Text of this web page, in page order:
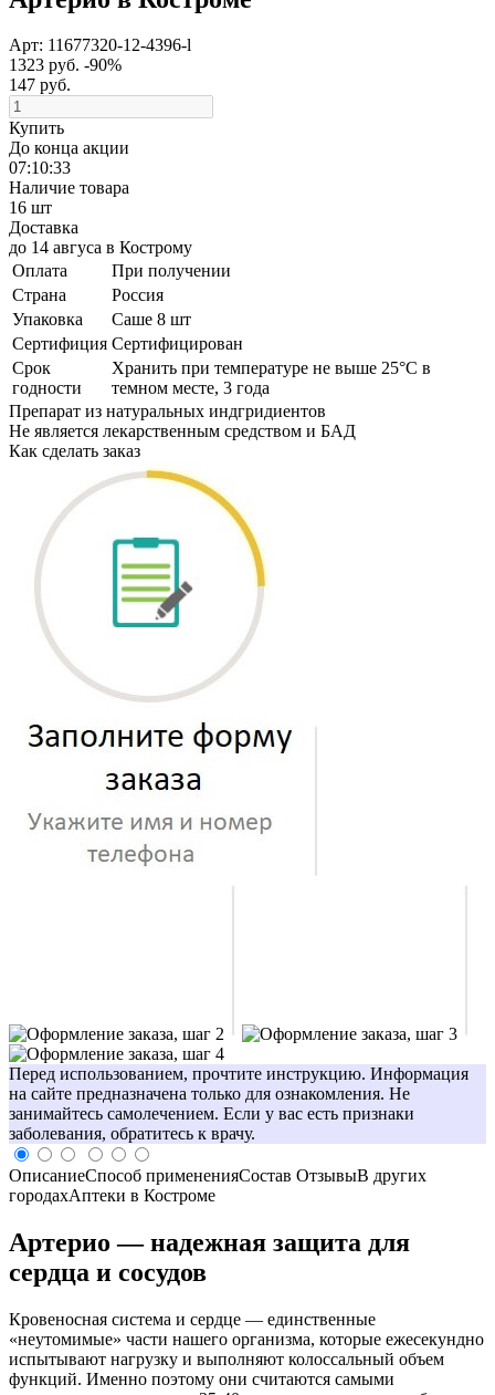
Арт: 11677320-12-4396-l
1323 руб. -90%
147 руб.
Купить
До конца акции
07:10:32
Наличие товара
16 шт
Доставка
до 14 авгуса в Кострому
Оплата
При получении
Страна
Россия
Упаковка
Саше 8 шт
Сертифиция Сертифицирован
Cрок
годности
Хранить при температуре не выше 25°С в
темном месте, 3 года
Препарат из натуральных индгридиентов
Не является лекарственным средством и БАД
Как сделать заказ
Перед использованием, прочтите инструкцию. Информация
на сайте предназначена только для ознакомления. Не
занимайтесь самолечением. Если у вас есть признаки
заболевания, обратитесь к врачу.
ОписаниеСпособ примененияСостав ОтзывыВ других
городахАптеки в Костроме
Артерио — надежная защита для
сердца и сосудов
Кровеносная система и сердце — единственные
«неутомимые» части нашего организма, которые ежесекундно
испытывают нагрузку и выполняют колоссальный объем
функций. Именно поэтому они считаются самыми